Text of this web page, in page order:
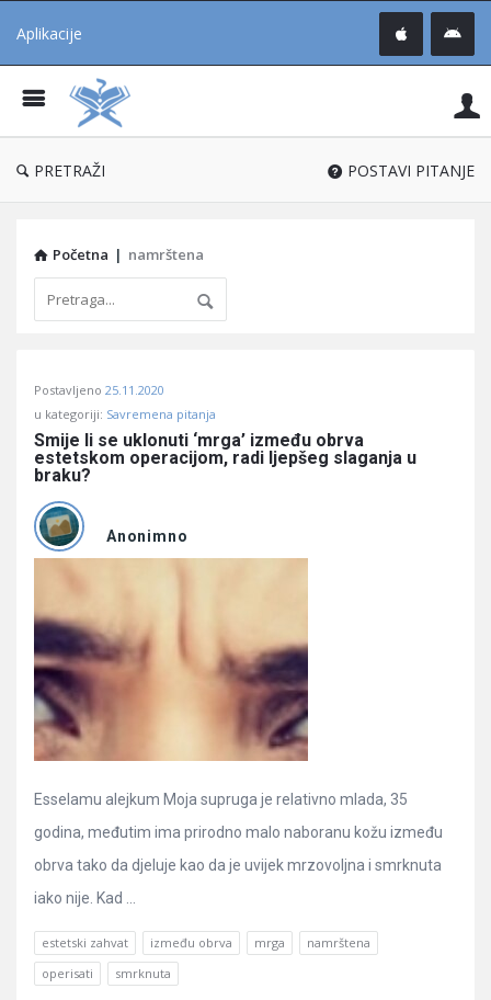
Aplikacije
®
PRETRAŽI POSTAVI PITANJE
Početna | namrštena
Učene
Latest
Pitanja
Postavljeno 25.11.2020
u kategoriji: Savremena pitanja
Smije li se uklonuti ‘mrga’ između obrva
estetskom operacijom, radi ljepšeg slaganja u
braku?
Anonimno
Esselamu alejkum Moja supruga je relativno mlada, 35
godina, međutim ima prirodno malo naboranu kožu između
obrva tako da djeluje kao da je uvijek mrzovoljna i smrknuta
iako nije. Kad ...
estetski zahvat između obrva mrga
namrštena
operisati
smrknuta